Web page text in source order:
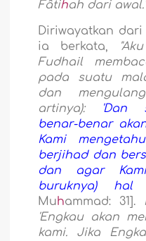
Fâtihah dari
Diriwayatkan
ia berkata,
Fudhail
pada suatu
dan
artinya):
'Dan
benar-benar
Kami
berjihad dan
dan agar
buruknya)
Muhammad: 31].
'Engkau akan
kami. Jika